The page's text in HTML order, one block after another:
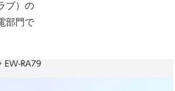
ブ）の
部門で